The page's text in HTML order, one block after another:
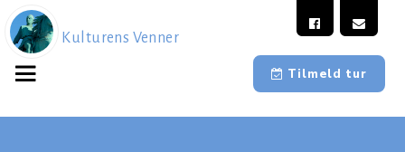
Kulturens Venner
Tilmeld tur